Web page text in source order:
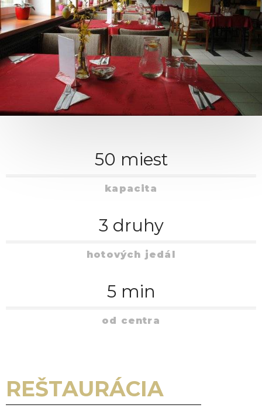
50 miest
kapacita
3 druhy
hotových jedál
5 min
od centra
REŠTAURÁCIA